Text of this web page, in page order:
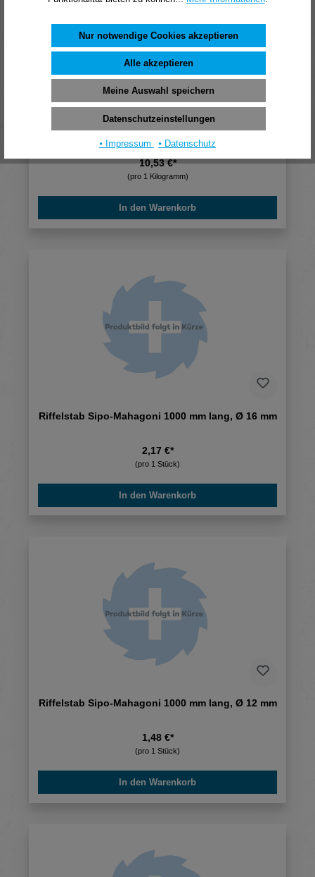
Riffeldübel Buche 8x40 mm lose geschüttet im
Sack á 10 kg
10,53 €*
(pro 1 Kilogramm)
In den Warenkorb
Riffelstab Sipo-Mahagoni 1000 mm lang, Ø 16 mm
2,17 €*
(pro 1 Stück)
In den Warenkorb
Riffelstab Sipo-Mahagoni 1000 mm lang, Ø 12 mm
1,48 €*
(pro 1 Stück)
In den Warenkorb
Nur notwendige Cookies akzeptieren
Alle akzeptieren
Meine Auswahl speichern
Datenschutzeinstellungen
⦁ Impressum ⦁ Datenschutz